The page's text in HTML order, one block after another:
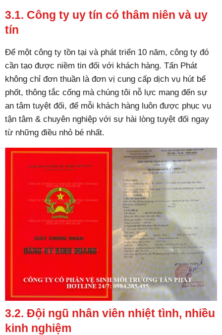
3.1. Công ty uy tín có thâm niên và uy
tín
Để một công ty tồn tại và phát triển 10 năm, công ty đó
cần tạo được niềm tin đối với khách hàng. Tấn Phát
không chỉ đơn thuần là đơn vị cung cấp dịch vụ hút bể
phốt, thông tắc cống mà chúng tôi nỗ lực mang đến sự
an tâm tuyệt đối, để mỗi khách hàng luôn được phục vụ
tận tâm & chuyên nghiệp với sự hài lòng tuyệt đối ngay
từ những điều nhỏ bé nhất.
3.2. Đội ngũ nhân viên nhiệt tình, nhiều
kinh nghiệm